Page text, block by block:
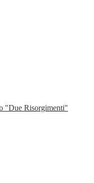
"Due Risorgimenti"